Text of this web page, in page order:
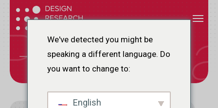
Vai
contenuto
RIS ORSE PU BBL IC AZI ONI
Menu
We've detected you might be
speaking a different language. Do
you want to change to:
English